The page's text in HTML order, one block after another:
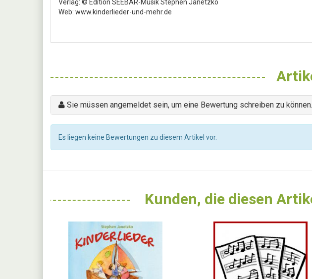
Verlag: © Edition SEEBÄR-Musik Stephen Janetzko
Web: www.kinderlieder-und-mehr.de
Sie müssen angemeldet sein, um eine Bewertung schreiben zu können.
Es liegen keine Bewertungen zu diesem Artikel vor.
Kunden, die diesen